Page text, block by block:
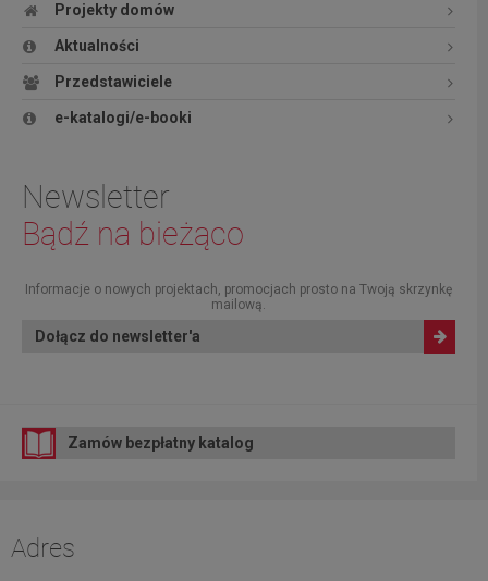
Projekty domów
Aktualności
Przedstawiciele
e-katalogi/e-booki
Newsletter
Bądź na bieżąco
Informacje o nowych projektach, promocjach prosto na Twoją skrzynkę
mailową.
Dołącz do newsletter'a
Zamów bezpłatny katalog
Adres